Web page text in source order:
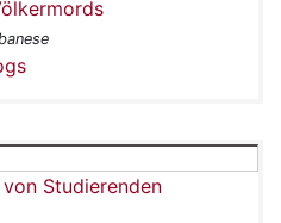
Studierenden